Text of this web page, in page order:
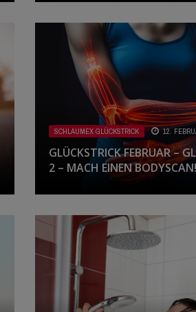
SCHLAUMEX GLÜCKSTRICK 12.
GLÜCKSTRICK FEBRUAR –
2 – MACH EINEN BODYSCAN!